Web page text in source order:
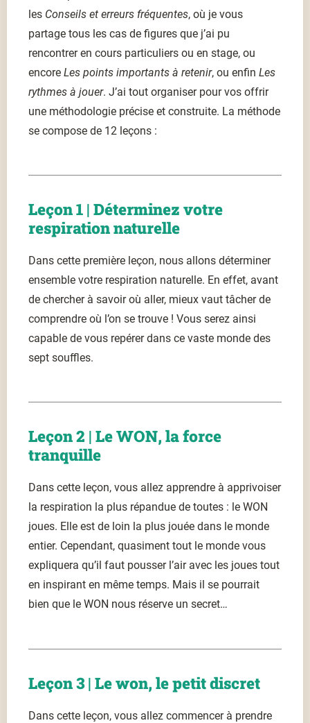
les Conseils et erreurs fréquentes, où je vous
partage tous les cas de figures que j’ai pu
rencontrer en cours particuliers ou en stage, ou
encore Les points importants à retenir, ou enfinLes
rythmes à jouer. J’ai tout organiser pour vos offrir
une méthodologie précise et construite. La méthode
se compose de 12 leçons :
Leçon 1 | Déterminez votre
respiration naturelle
Dans cette première leçon, nous allons déterminer
ensemble votre respiration naturelle. En effet, avant
de chercher à savoir où aller, mieux vaut tâcher de
comprendre où l’on se trouve ! Vous serez ainsi
capable de vous repérer dans ce vaste monde des
sept souffles.
Leçon 2 | Le WON, la force
tranquille
Dans cette leçon, vous allez apprendre à apprivoiser
la respiration la plus répandue de toutes : le WON
joues. Elle est de loin la plus jouée dans le monde
entier. Cependant, quasiment tout le monde vous
expliquera qu’il faut pousser l’air avec les joues tout
en inspirant en même temps. Mais il se pourrait
bien que le WON nous réserve un secret…
Leçon 3 | Le won, le petit discret
Dans cette leçon, vous allez commencer à prendre